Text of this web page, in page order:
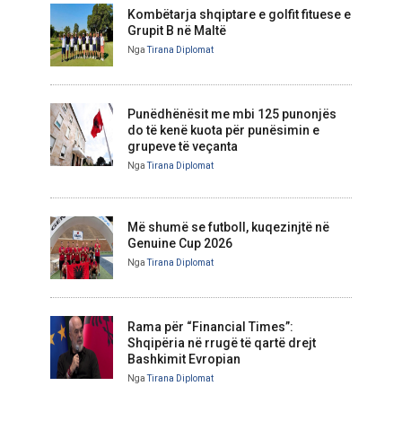
Kombëtarja shqiptare e golfit fituese e
Grupit B në Maltë
NgaTirana Diplomat
Punëdhënësit me mbi 125 punonjës
do të kenë kuota për punësimin e
grupeve të veçanta
NgaTirana Diplomat
Më shumë se futboll, kuqezinjtë në
Genuine Cup 2026
NgaTirana Diplomat
Rama për “Financial Times”:
Shqipëria në rrugë të qartë drejt
Bashkimit Evropian
NgaTirana Diplomat